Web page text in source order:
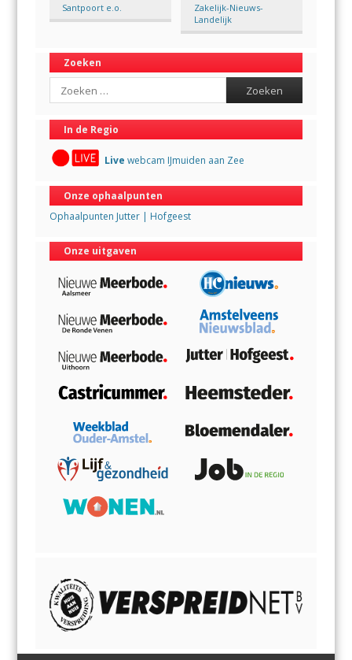
Santpoort e.o.
Zakelijk-Nieuws-
Landelijk
Zoeken
Search
In de Regio
Live webcam IJmuiden aan Zee
Onze ophaalpunten
Ophaalpunten Jutter | Hofgeest
Onze uitgaven